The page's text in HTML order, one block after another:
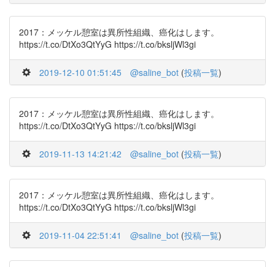
2017：メッケル憩室は異所性組織、癌化はします。
https://t.co/DtXo3QtYyG https://t.co/bksljWl3gi
2019-12-10 01:51:45 @saline_bot (投稿一覧)
2017：メッケル憩室は異所性組織、癌化はします。
https://t.co/DtXo3QtYyG https://t.co/bksljWl3gi
2019-11-13 14:21:42 @saline_bot (投稿一覧)
2017：メッケル憩室は異所性組織、癌化はします。
https://t.co/DtXo3QtYyG https://t.co/bksljWl3gi
2019-11-04 22:51:41 @saline_bot (投稿一覧)